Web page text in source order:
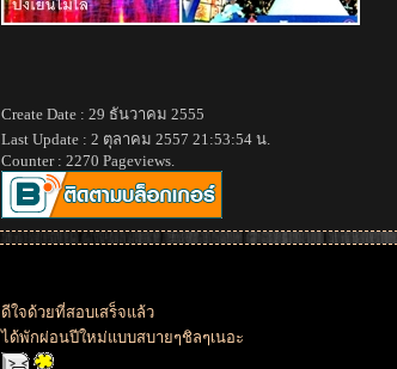
Create Date : 29 ธันวาคม 2555
Last Update : 2 ตุลาคม 2557 21:53:54 น.
Counter : 2270 Pageviews.
ดีใจด้วยที่สอบเสร็จแล้ว
ได้พักผ่อนปีใหม่แบบสบายๆชิลๆเนอะ